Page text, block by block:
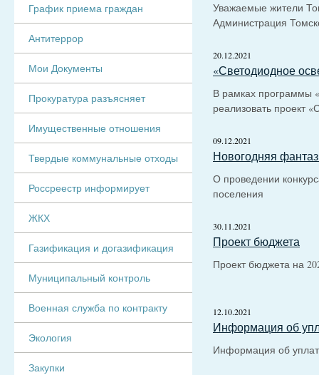
Уважаемые жители
Администрация
20.12.2021
«Светодиодное
В рамках программы
реализовать проект
09.12.2021
Новогодняя
О проведении
поселения
30.11.2021
Проект бюджета
Проект бюджета на
12.10.2021
Информация об
Информация об
График приема граждан
Антитеррор
Мои Документы
Прокуратура разъясняет
Имущественные отношения
Твердые коммунальные отходы
Россреестр информирует
ЖКХ
Газификация и догазификация
Муниципальный контроль
Военная служба по контракту
Экология
Закупки